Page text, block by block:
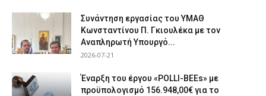
Συνάντηση εργασίας του ΥΜΑΘ
Κωνσταντίνου Π. Γκιουλέκα με τον
Αναπληρωτή Υπουργό...
2026-07-21
Έναρξη του έργου «POLLI-BEEs» με
προϋπολογισμό 156.948,00€ για το